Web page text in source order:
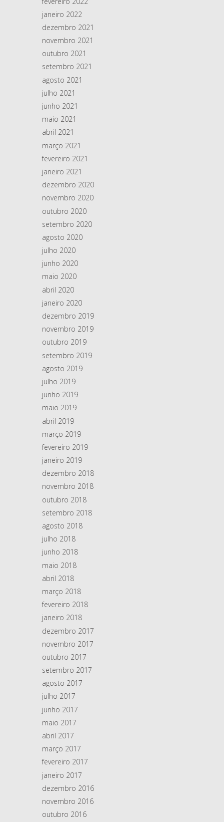
janeiro 2022
dezembro 2021
novembro 2021
outubro 2021
setembro 2021
agosto 2021
julho 2021
junho 2021
maio 2021
abril 2021
março 2021
fevereiro 2021
janeiro 2021
dezembro 2020
novembro 2020
outubro 2020
setembro 2020
agosto 2020
julho 2020
junho 2020
maio 2020
abril 2020
janeiro 2020
dezembro 2019
novembro 2019
outubro 2019
setembro 2019
agosto 2019
julho 2019
junho 2019
maio 2019
abril 2019
março 2019
fevereiro 2019
janeiro 2019
dezembro 2018
novembro 2018
outubro 2018
setembro 2018
agosto 2018
julho 2018
junho 2018
maio 2018
abril 2018
março 2018
fevereiro 2018
janeiro 2018
dezembro 2017
novembro 2017
outubro 2017
setembro 2017
agosto 2017
julho 2017
junho 2017
maio 2017
abril 2017
março 2017
fevereiro 2017
janeiro 2017
dezembro 2016
novembro 2016
outubro 2016